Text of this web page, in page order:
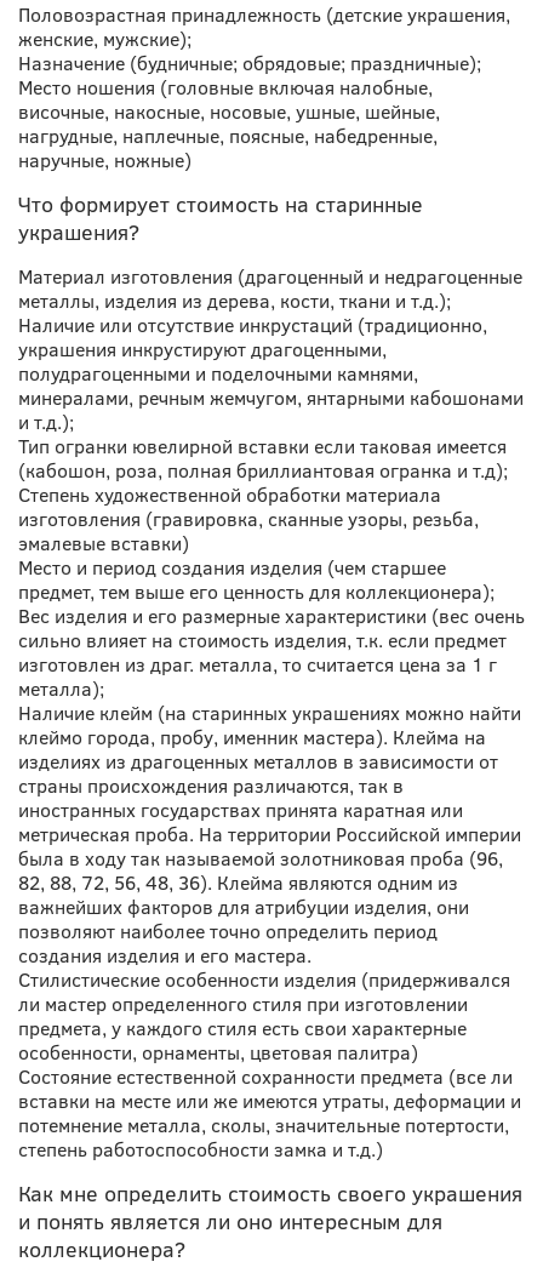
Половозрастная принадлежность (детские украшения,
женские, мужские);
Назначение (будничные; обрядовые; праздничные);
Место ношения (головные включая налобные,
височные, накосные, носовые, ушные, шейные,
нагрудные, наплечные, поясные, набедренные,
наручные, ножные)
Что формирует стоимость на старинные
украшения?
Материал изготовления (драгоценный и недрагоценные
металлы, изделия из дерева, кости, ткани и т.д.);
Наличие или отсутствие инкрустаций (традиционно,
украшения инкрустируют драгоценными,
полудрагоценными и поделочными камнями,
минералами, речным жемчугом, янтарными кабошонами
и т.д.);
Тип огранки ювелирной вставки если таковая имеется
(кабошон, роза, полная бриллиантовая огранка и т.д);
Степень художественной обработки материала
изготовления (гравировка, сканные узоры, резьба,
эмалевые вставки)
Место и период создания изделия (чем старшее
предмет, тем выше его ценность для коллекционера);
Вес изделия и его размерные характеристики (вес очень
сильно влияет на стоимость изделия, т.к. если предмет
изготовлен из драг. металла, то считается цена за 1 г
металла);
Наличие клейм (на старинных украшениях можно найти
клеймо города, пробу, именник мастера). Клейма на
изделиях из драгоценных металлов в зависимости от
страны происхождения различаются, так в
иностранных государствах принята каратная или
метрическая проба. На территории Российской империи
была в ходу так называемой золотниковая проба (96,
82, 88, 72, 56, 48, 36). Клейма являются одним из
важнейших факторов для атрибуции изделия, они
позволяют наиболее точно определить период
создания изделия и его мастера.
Стилистические особенности изделия (придерживался
ли мастер определенного стиля при изготовлении
предмета, у каждого стиля есть свои характерные
особенности, орнаменты, цветовая палитра)
Состояние естественной сохранности предмета (все ли
вставки на месте или же имеются утраты, деформации и
потемнение металла, сколы, значительные потертости,
степень работоспособности замка и т.д.)
Как мне определить стоимость своего украшения
и понять является ли оно интересным для
коллекционера?